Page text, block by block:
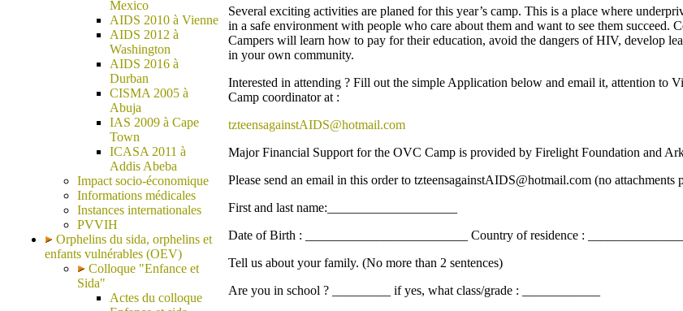
Mexico
AIDS 2010 à Vienne
AIDS 2012 à
Washington
AIDS 2016 à
Durban
CISMA 2005 à
Abuja
IAS 2009 à Cape
Town
ICASA 2011 à
Addis Abeba
Impact socio-économique
Informations médicales
Instances internationales
PVVIH
Orphelins du sida, orphelins et
enfants vulnérables (OEV)
Colloque "Enfance et
Sida"
Actes du colloque
Several exciting activities are planed for this year’s camp. This is a place where
in a safe environment with people who care about them and want to see them succeed.
Campers will learn how to pay for their education, avoid the dangers of HIV, develop
in your own community.
Interested in attending ? Fill out the simple Application below and email it, attention to
Camp coordinator at :
tzteensagainstAIDS@hotmail.com
Major Financial Support for the OVC Camp is provided by Firelight Foundation and
Please send an email in this order to tzteensagainstAIDS@hotmail.com (no attachments
First and last name:____________________
Date of Birth : _________________________ Country of residence :
Tell us about your family. (No more than 2 sentences)
Are you in school ? _________ if yes, what class/grade : ____________